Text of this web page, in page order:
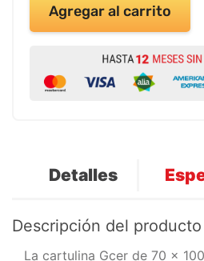
Agregar al carrito
Detalles
Descripción del producto
La cartulina Gcer de 70 x